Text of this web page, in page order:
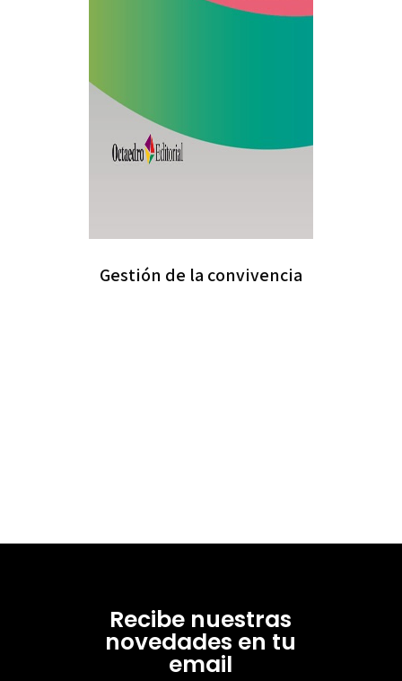
Gestión de la convivencia
Recibe nuestras
novedades en tu
email